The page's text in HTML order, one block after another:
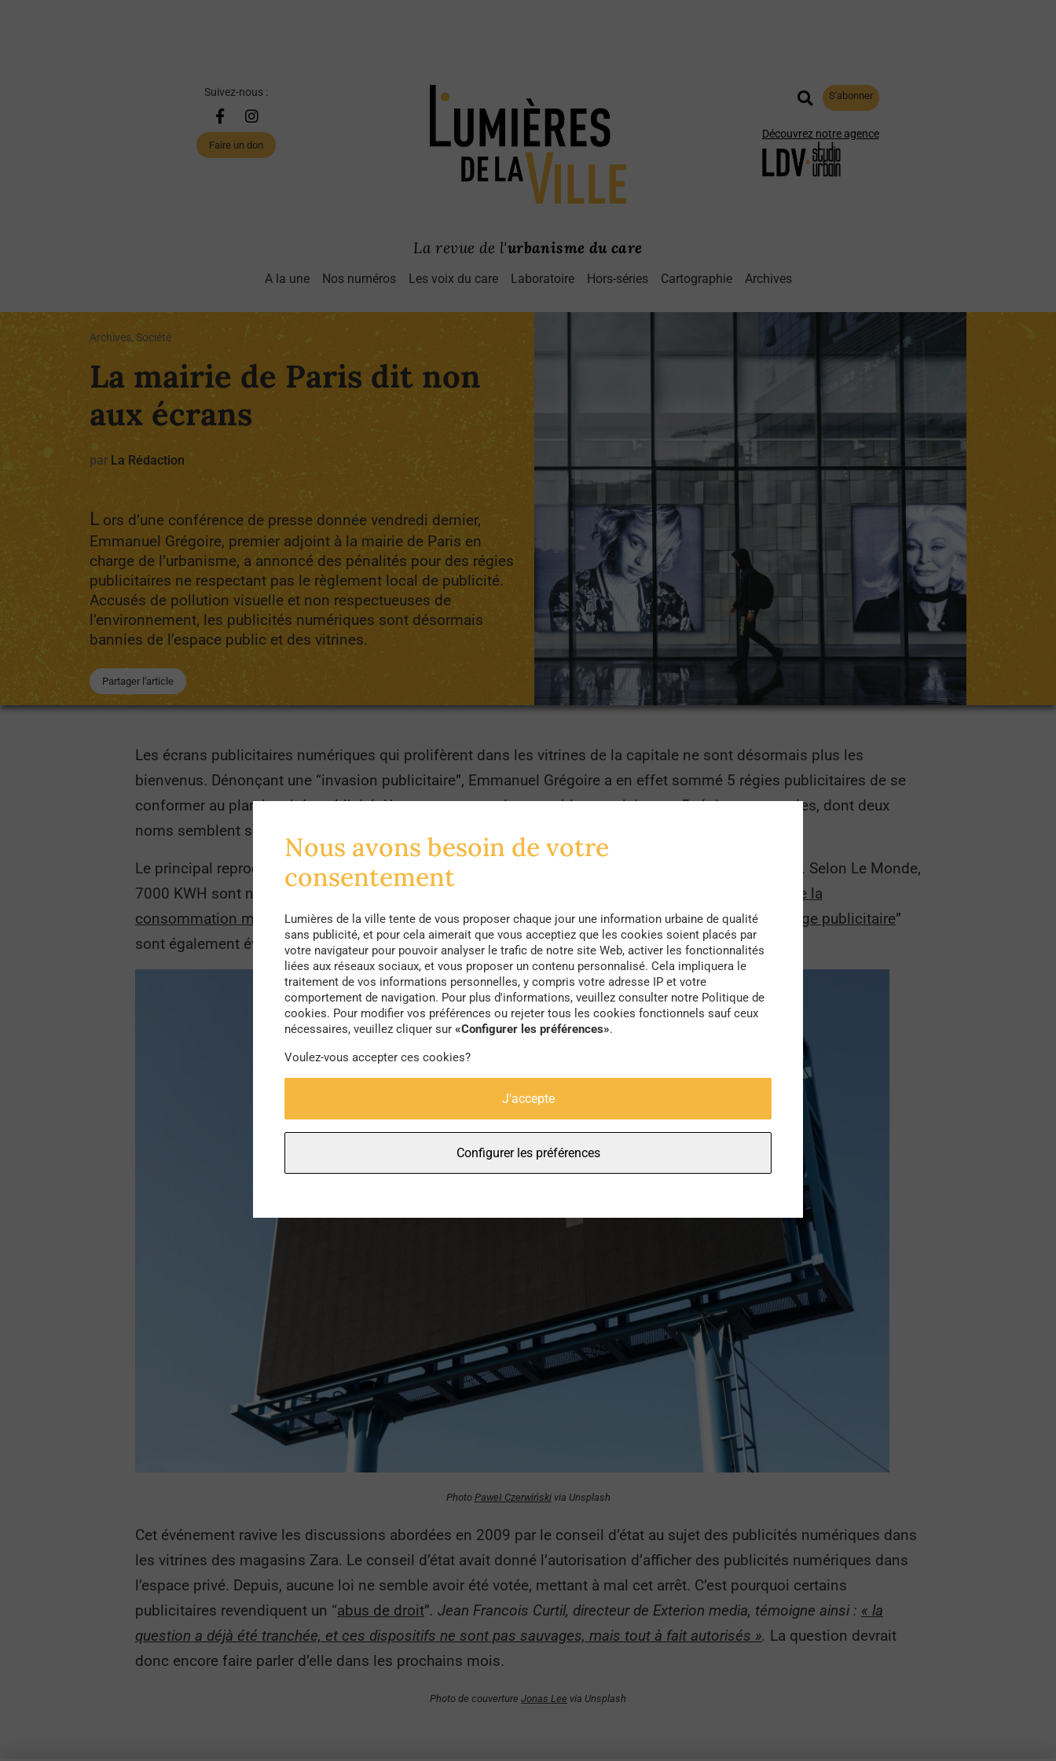
Suivez-nous :
Faire un don
S'abonner
Découvrez notre agence
La revue de l'urbanisme du care
A la une Nos numéros Les voix du care Laboratoire Hors-séries Cartographie Archives
Archives, Société
La mairie de Paris dit non
aux écrans
par La Rédaction
L ors d’une conférence de presse donnée vendredi dernier,
Emmanuel Grégoire, premier adjoint à la mairie de Paris en
charge de l’urbanisme, a annoncé des pénalités pour des régies
publicitaires ne respectant pas le règlement local de publicité.
Accusés de pollution visuelle et non respectueuses de
l’environnement, les publicités numériques sont désormais
bannies de l’espace public et des vitrines.
Partager l'article
Les écrans publicitaires numériques qui prolifèrent dans les vitrines de la capitale ne sont désormais plus les
bienvenus. Dénonçant une “invasion publicitaire”, Emmanuel Grégoire a en effet sommé 5 régies publicitaires de se
conformer au plan local de publicité. Un programme qui ne semble pas plaire aux 5 régies concernées, dont deux
noms semblent se démarquer : Exterion media et Phénix.
Le principal reproche fait à ces écrans numériques est leur aspect polluant, puisque très énergivores. Selon Le Monde,
7000 KWH sont nécessaires par an afin de faire fonctionner ces panneaux, soit presque
le double de la
consommation moyenne en électricité d’un ménage français par an! Pollution visuelle et “matraquage publicitaire”
sont également évoqués.
Photo Paweł Czerwińskivia Unsplash
Cet événement ravive les discussions abordées en 2009 par le conseil d’état au sujet des publicités numériques dans
les vitrines des magasins Zara. Le conseil d’état avait donné l’autorisation d’afficher des publicités numériques dans
l’espace privé. Depuis, aucune loi ne semble avoir été votée, mettant à mal cet arrêt. C’est pourquoi certains
publicitaires revendiquent un “abus de droit”. Jean Francois Curtil, directeur de Exterion media, témoigne ainsi : « la
question a déjà été tranchée, et ces dispositifs ne sont pas sauvages, mais tout à fait autorisés ». La question devrait
donc encore faire parler d’elle dans les prochains mois.
Photo de couverture Jonas Lee via Unsplash
Nous avons besoin de votre
consentement
Lumières de la ville tente de vous proposer chaque jour une information urbaine de qualité
sans publicité, et pour cela aimerait que vous acceptiez que les cookies soient placés par
votre navigateur pour pouvoir analyser le trafic de notre site Web, activer les fonctionnalités
liées aux réseaux sociaux, et vous proposer un contenu personnalisé. Cela impliquera le
traitement de vos informations personnelles, y compris votre adresse IP et votre
comportement de navigation. Pour plus d'informations, veuillez consulter notre Politique de
cookies. Pour modifier vos préférences ou rejeter tous les cookies fonctionnels sauf ceux
nécessaires, veuillez cliquer sur «Configurer les préférences».
Voulez-vous accepter ces cookies?
J'accepte
Configurer les préférences